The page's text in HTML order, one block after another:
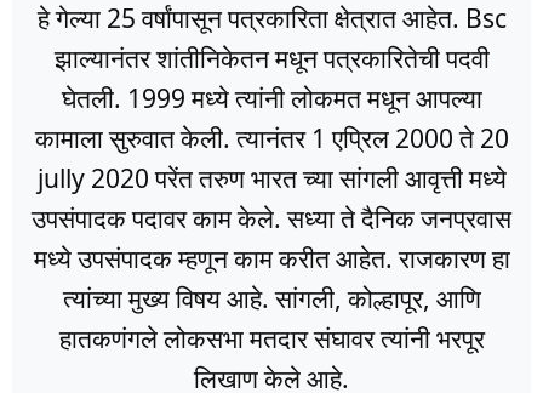
हे गेल्या 25 वर्षांपासून पत्रकारिता क्षेत्रात आहेत. Bsc
झाल्यानंतर शांतीनिकेतन मधून पत्रकारितेची पदवी
घेतली. 1999 मध्ये त्यांनी लोकमत मधून आपल्या
कामाला सुरुवात केली. त्यानंतर 1 एप्रिल 2000 ते 20
jully 2020 परेंत तरुण भारत च्या सांगली आवृत्ती मध्ये
उपसंपादक पदावर काम केले. सध्या ते दैनिक जनप्रवास
मध्ये उपसंपादक म्हणून काम करीत आहेत. राजकारण हा
त्यांच्या मुख्य विषय आहे. सांगली, कोल्हापूर, आणि
हातकणंगले लोकसभा मतदार संघावर त्यांनी भरपूर
लिखाण केले आहे.